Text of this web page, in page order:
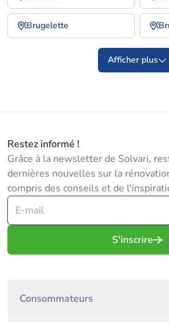
Brugelette
Afficher plus
Restez informé !
Grâce à la newsletter de Solvari,
dernières nouvelles sur la
compris des conseils et de
S'inscrire
Consommateurs